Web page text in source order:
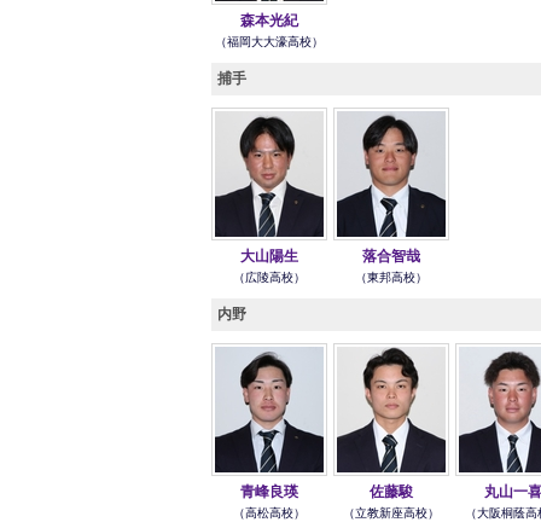
森本光紀
（福岡大大濠高校）
捕手
大山陽生
（広陵高校）
落合智哉
（東邦高校）
内野
青峰良瑛
（高松高校）
佐藤駿
（立教新座高校）
丸山一喜
（大阪桐蔭